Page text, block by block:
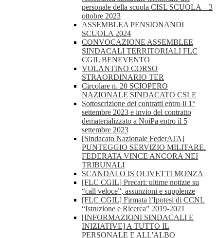
personale della scuola CISL SCUOLA – 3
ottobre 2023
ASSEMBLEA PENSIONANDI
SCUOLA 2024
CONVOCAZIONE ASSEMBLEE
SINDACALI TERRITORIALI FLC
CGIL BENEVENTO
VOLANTINO CORSO
STRAORDINARIO TER
Circolare n. 20 SCIOPERO
NAZIONALE SINDACATO CSLE
Sottoscrizione dei contratti entro il 1°
settembre 2023 e invio del contratto
dematerializzato a NoiPa entro il 5
settembre 2023
[Sindacato Nazionale FederATA]
PUNTEGGIO SERVIZIO MILITARE.
FEDERATA VINCE ANCORA NEI
TRIBUNALI
SCANDALO IS OLIVETTI MONZA
[FLC CGIL] Precari: ultime notizie su
“call veloce”, assunzioni e supplenze
[FLC CGIL] Firmata l’Ipotesi di CCNL
“Istruzione e Ricerca” 2019-2021
[INFORMAZIONI SINDACALI E
INIZIATIVE] A TUTTO IL
PERSONALE E ALL'ALBO